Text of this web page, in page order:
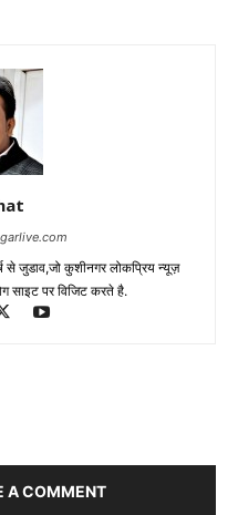
से जुडाव,जो कुशीनगर लोकप्रिय न्यूज़
साइट पर विजिट करते है.
A COMMENT